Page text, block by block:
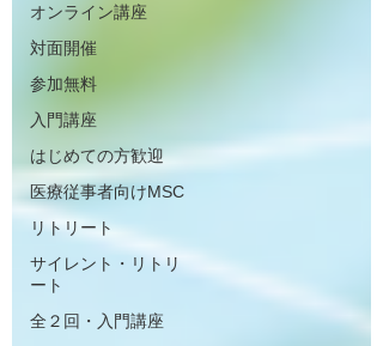
オンライン講座
対面開催
参加無料
入門講座
はじめての方歓迎
医療従事者向けMSC
リトリート
サイレント・リトリ
ート
全２回・入門講座